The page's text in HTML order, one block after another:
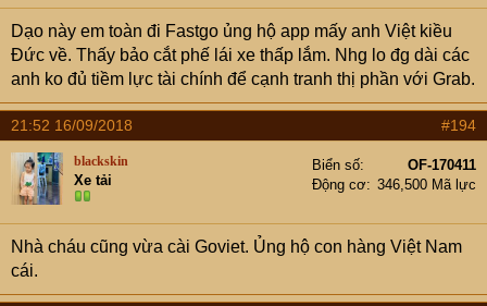
Dạo này em toàn đi Fastgo ủng hộ app mấy anh Việt kiều
Đức về. Thấy bảo cắt phế lái xe thấp lắm. Nhg lo đg dài các
anh ko đủ tiềm lực tài chính để cạnh tranh thị phần với Grab.
21:52 16/09/2018 #194
blackskin
Xe tải
Biển số
OF-170411
Động cơ
346,500 Mã lực
Nhà cháu cũng vừa cài Goviet. Ủng hộ con hàng Việt Nam
cái.